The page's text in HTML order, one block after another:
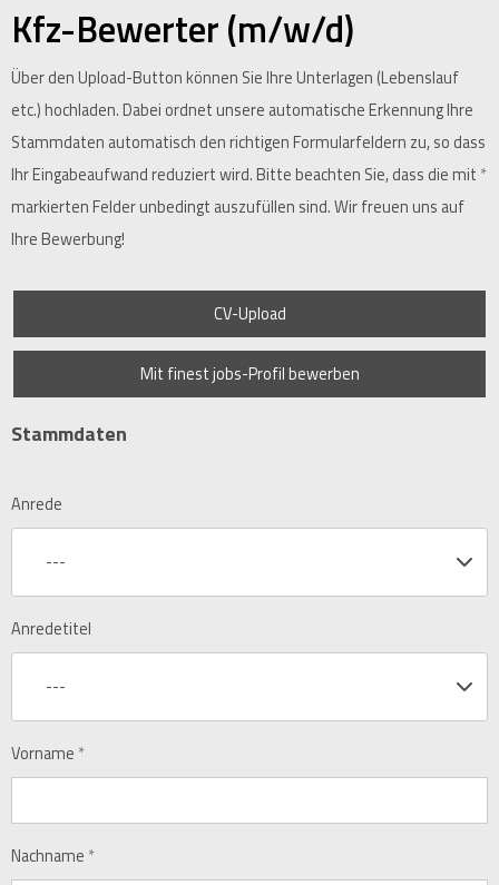
Kfz-Bewerter (m/w/d)
Über den Upload-Button können Sie Ihre Unterlagen (Lebenslauf
etc.) hochladen. Dabei ordnet unsere automatische Erkennung Ihre
Stammdaten automatisch den richtigen Formularfeldern zu, so dass
Ihr Eingabeaufwand reduziert wird. Bitte beachten Sie, dass die mit *
markierten Felder unbedingt auszufüllen sind. Wir freuen uns auf
Ihre Bewerbung!
CV-Upload
Mit finest jobs-Profil bewerben
Stammdaten
Anrede
---
Anredetitel
---
Vorname *
Nachname *